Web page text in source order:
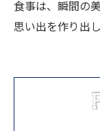
食事は、瞬間の
思い出を作り出し